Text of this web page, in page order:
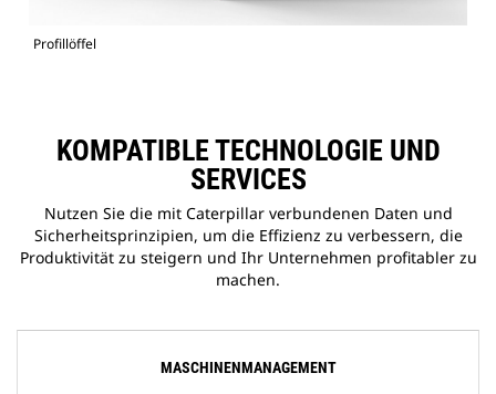
Profillöffel
KOMPATIBLE TECHNOLOGIE UND
SERVICES
Nutzen Sie die mit Caterpillar verbundenen Daten und
Sicherheitsprinzipien, um die Effizienz zu verbessern, die
Produktivität zu steigern und Ihr Unternehmen profitabler zu
machen.
MASCHINENMANAGEMENT